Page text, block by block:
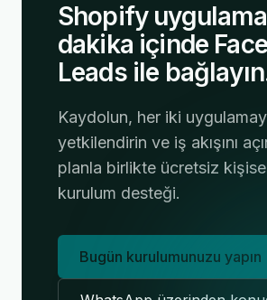
Shopify
dakika içinde
Leads ile
Kaydolun, her iki
yetkilendirin ve iş akışını
planla birlikte ücretsiz
kurulum desteği.
Bugün kurulumunuzu yapın